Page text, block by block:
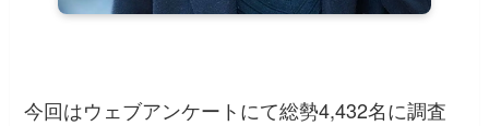
今回はウェブアンケートにて総勢4,432名に調査